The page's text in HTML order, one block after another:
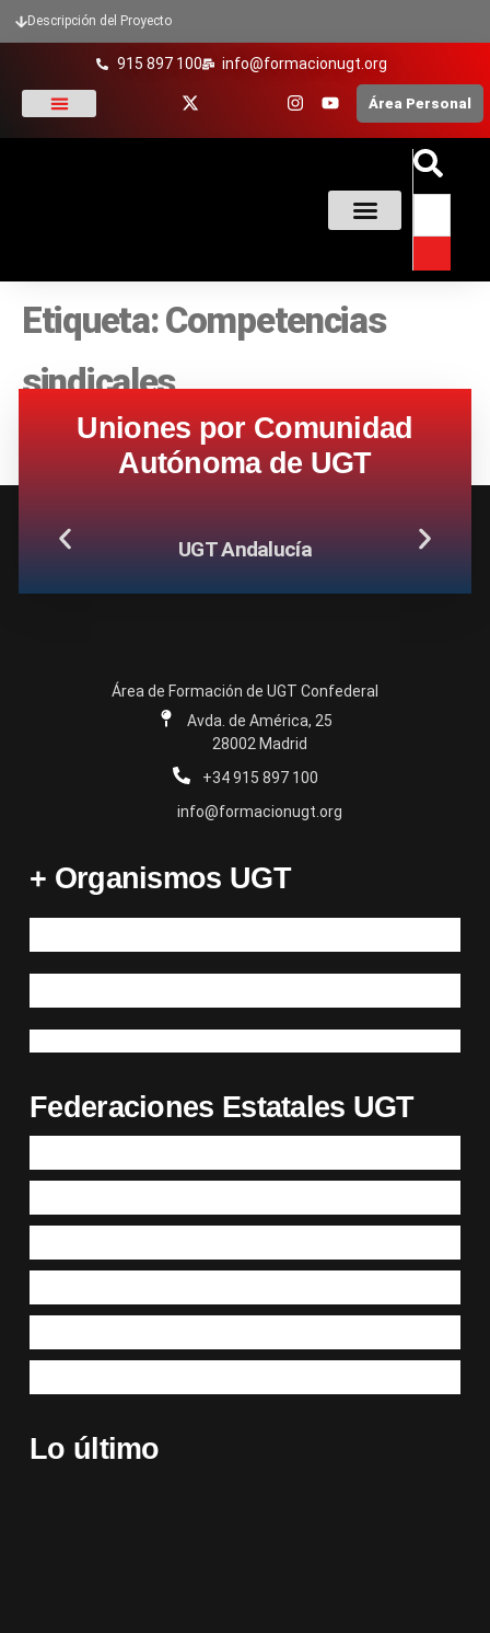
Descripción del Proyecto
915 897 100 info@formacionugt.org
Área Personal
Etiqueta:Competencias
sindicales
Uniones por Comunidad
Autónoma de UGT
UGT Andalucía
Área de Formación de UGT Confederal
Avda. de América, 25
28002 Madrid
+34 915 897 100
info@formacionugt.org
+ Organismos UGT
Federaciones Estatales UGT
Lo último